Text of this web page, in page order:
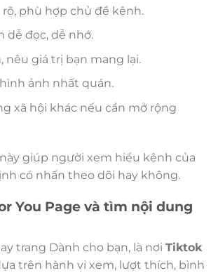
phù hợp chủ đề kênh.
dễ đọc, dễ nhớ.
nêu giá trị bạn mang lại.
ảnh nhất quán.
xã hội khác nếu cần mở rộng
giúp người xem hiểu kênh của
có nhấn theo dõi hay không.
You Page và tìm nội dung
trang Dành cho bạn, là nơi Tiktok
trên hành vi xem, lượt thích, bình